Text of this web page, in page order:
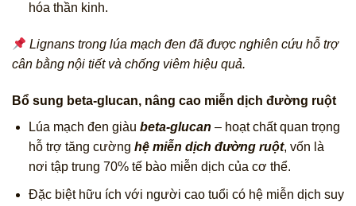
hóa thần kinh.
Lignans trong lúa mạch đen đã được nghiên cứu hỗ trợ
cân bằng nội tiết và chống viêm hiệu quả.
Bổ sung beta-glucan, nâng cao miễn dịch đường ruột
Lúa mạch đen giàu beta-glucan – hoạt chất quan trọng
hỗ trợ tăng cường hệ miễn dịch đường ruột, vốn là
nơi tập trung 70% tế bào miễn dịch của cơ thể.
Đặc biệt hữu ích với người cao tuổi có hệ miễn dịch suy